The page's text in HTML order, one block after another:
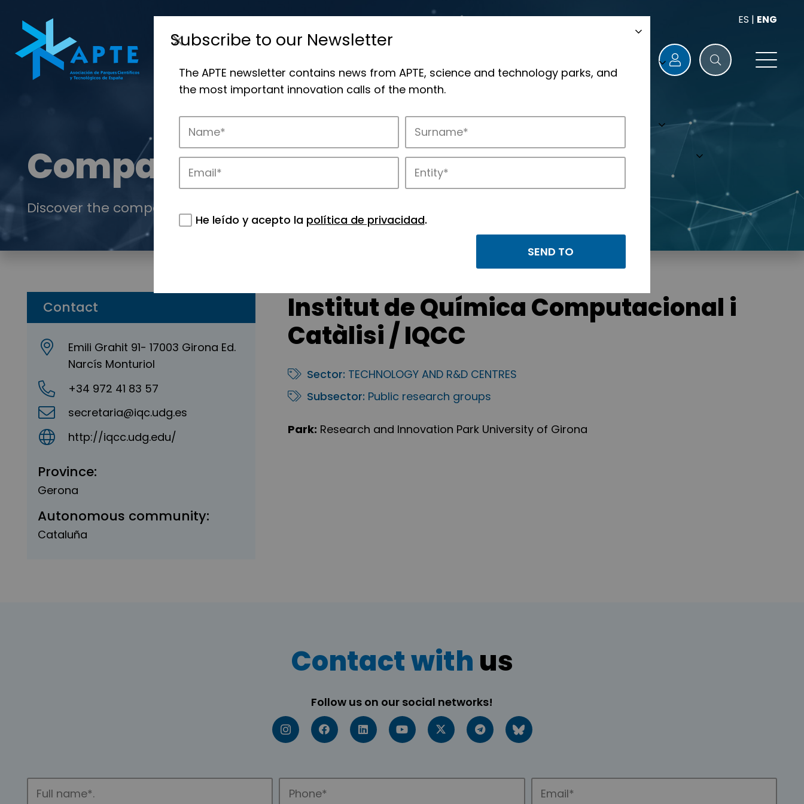
ES | ENG
Companies
Discover the companies that drive innovation in APTE’s parks.
Contact
Emili Grahit 91- 17003 Girona Ed.
Narcís Monturiol
+34 972 41 83 57
secretaria@iqc.udg.es
http://iqcc.udg.edu/
Province:
Gerona
Autonomous community:
Cataluña
Institut de Química Computacional i
Catàlisi / IQCC
Sector: TECHNOLOGY AND R&D CENTRES
Subsector: Public research groups
Park: Research and Innovation Park University of Girona
Contact with us
Follow us on our social networks!
Subscribe to our Newsletter
The APTE newsletter contains news from APTE, science and technology parks, and
the most important innovation calls of the month.
He leído y acepto la política de privacidad.